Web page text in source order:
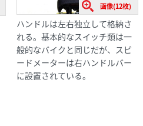
画像(12枚)
ハンドルは左右独立して格納さ
れる。基本的なスイッチ類は一
般的なバイクと同じだが、スピ
ードメーターは右ハンドルバー
に設置されている。